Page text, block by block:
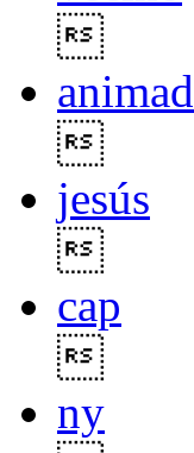
jesús
cap
ny